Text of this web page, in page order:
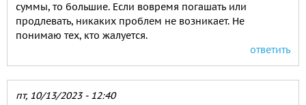
суммы, то большие. Если вовремя погашать или
продлевать, никаких проблем не возникает. Не
понимаю тех, кто жалуется.
ответить
пт, 10/13/2023 - 12:40